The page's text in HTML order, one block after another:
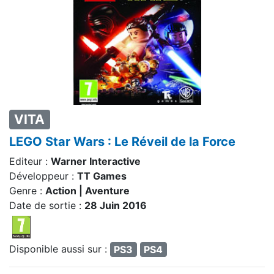
VITA
LEGO Star Wars : Le Réveil de la Force
Editeur : Warner Interactive
Développeur : TT Games
Genre : Action | Aventure
Date de sortie : 28 Juin 2016
Disponible aussi sur : PS3 PS4